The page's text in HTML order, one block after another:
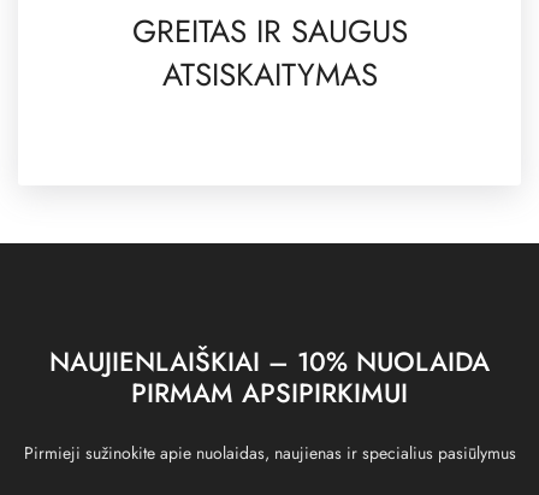
GREITAS IR SAUGUS
ATSISKAITYMAS
NAUJIENLAIŠKIAI – 10% NUOLAIDA
PIRMAM APSIPIRKIMUI
Pirmieji sužinokite apie nuolaidas, naujienas ir specialius pasiūlymus